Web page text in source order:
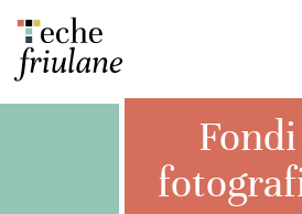
Fondi